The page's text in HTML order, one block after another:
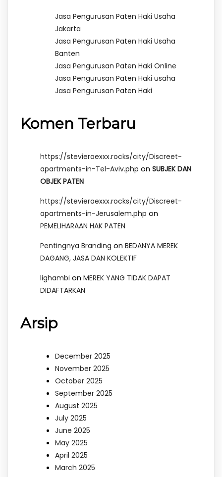
Jasa Pengurusan Paten Haki Usaha
Jakarta
Jasa Pengurusan Paten Haki Usaha
Banten
Jasa Pengurusan Paten Haki Online
Jasa Pengurusan Paten Haki usaha
Jasa Pengurusan Paten Haki
Komen Terbaru
https://stevieraexxx.rocks/city/Discreet-
apartments-in-Tel-Aviv.php on SUBJEK DAN
OBJEK PATEN
https://stevieraexxx.rocks/city/Discreet-
apartments-in-Jerusalem.php on
PEMELIHARAAN HAK PATEN
Pentingnya Branding on BEDANYA MEREK
DAGANG, JASA DAN KOLEKTIF
lighambi on MEREK YANG TIDAK DAPAT
DIDAFTARKAN
Arsip
December 2025
November 2025
October 2025
September 2025
August 2025
July 2025
June 2025
May 2025
April 2025
March 2025